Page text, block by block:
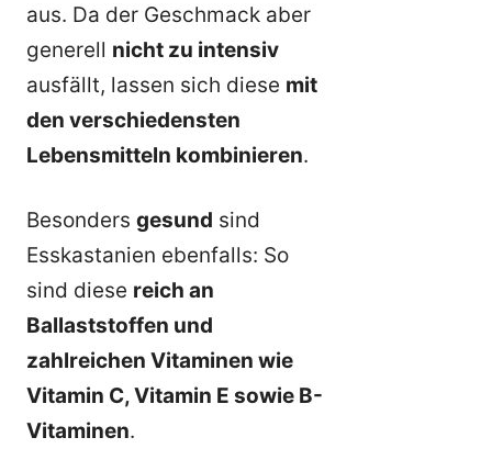
aus. Da der Geschmack aber
generell nicht zu intensiv
ausfällt, lassen sich diese mit
den verschiedensten
Lebensmitteln kombinieren.
Besonders gesund sind
Esskastanien ebenfalls: So
sind diese reich an
Ballaststoffen und
zahlreichen Vitaminen wie
Vitamin C, Vitamin E sowie B-
Vitaminen.